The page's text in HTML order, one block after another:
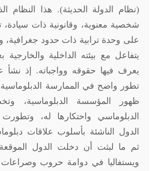
(نظام الدولة الحديثة). هذا النظام
شخصية معنوية، وقانونية ذات
على وحدة ترابية ذات حدود جغرافية،
يتفاعل مع بيئته الداخلية والخارجية
يعرف فيها حقوقه وواجباته. إذ نشأ
تطور واضح في الممارسة
ظهور المؤسسة الدبلوماسية،
الدبلوماسي واحتكارها له،
الدول الناشئة بأسلوب علاقات
ثم ما لبثت أن دخلت الدول
ويستفاليا في دوامة حروب وصراعات